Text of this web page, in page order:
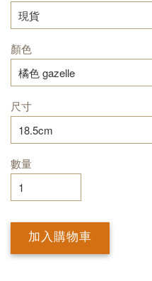
顏色
尺寸
數量
加入購物車